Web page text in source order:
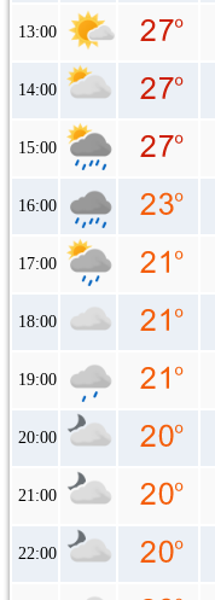
13:00
14:00
15:00
16:00
17:00
18:00
19:00
20:00
21:00
22:00